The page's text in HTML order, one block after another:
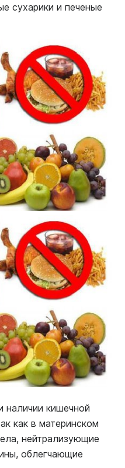
сухарики и печеные
наличии кишечной
как в материнском
нейтрализующие
облегчающие